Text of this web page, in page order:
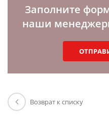
Заполните
наши
Возврат к списку